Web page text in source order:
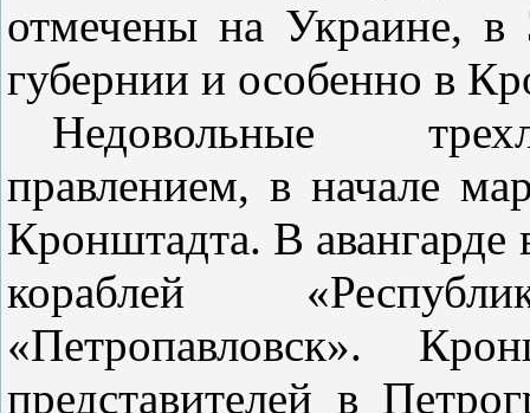
отмечены на Украине, в
губернии и особенно в
Недовольные
правлением, в начале
Кронштадта. В
кораблей
«Петропавловск».
представителей в